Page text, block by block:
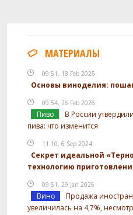
МАТЕРИАЛЫ
09:51, 18 Feb 2025
Основы виноделия:
09:54, 26 Feb 2026
Пиво
В России
пива: что изменится
11:10, 6 Sep 2024
Секрет идеальной
технологию
09:51, 29 Jan 2025
Вино
Продажа
увеличилась на 4,7%,